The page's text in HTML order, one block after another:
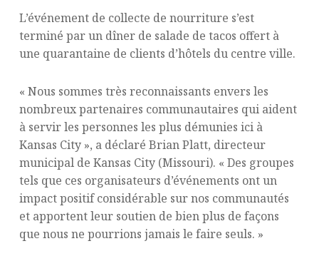
L’événement de collecte de nourriture s’est
terminé par un dîner de salade de tacos offert à
une quarantaine de clients d’hôtels du centre ville.
« Nous sommes très reconnaissants envers les
nombreux partenaires communautaires qui aident
à servir les personnes les plus démunies ici à
Kansas City », a déclaré Brian Platt, directeur
municipal de Kansas City (Missouri). « Des groupes
tels que ces organisateurs d’événements ont un
impact positif considérable sur nos communautés
et apportent leur soutien de bien plus de façons
que nous ne pourrions jamais le faire seuls. »